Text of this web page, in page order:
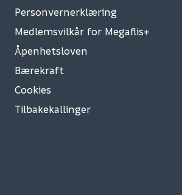
Personvernerklæring
Medlemsvilkår for Megaflis+
Åpenhetsloven
Bærekraft
Cookies
Tilbakekallinger